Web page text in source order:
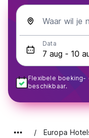
Waar wil je
Data
Flexibele boeking-
beschikbaar.
Europa